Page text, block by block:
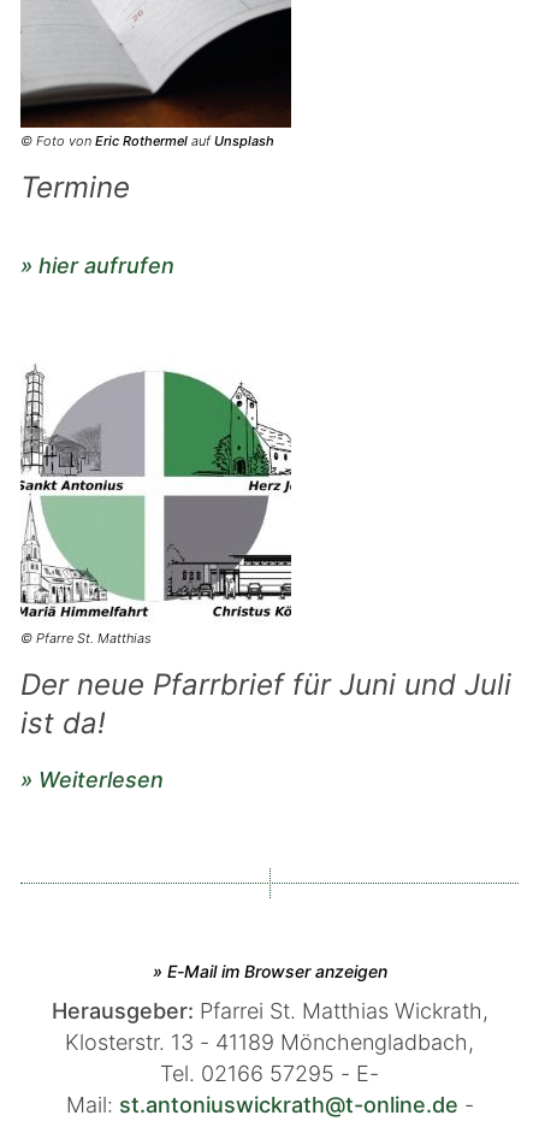
© Foto von Eric Rothermel aufUnsplash
Termine
» hier aufrufen
© Pfarre St. Matthias
Der neue Pfarrbrief für Juni und Juli
ist da!
» Weiterlesen
» E-Mail im Browser anzeigen
Herausgeber: Pfarrei St. Matthias Wickrath,
Klosterstr. 13 - 41189 Mönchengladbach,
Tel. 02166 57295 - E-
Mail: st.antoniuswickrath@t-online.de -